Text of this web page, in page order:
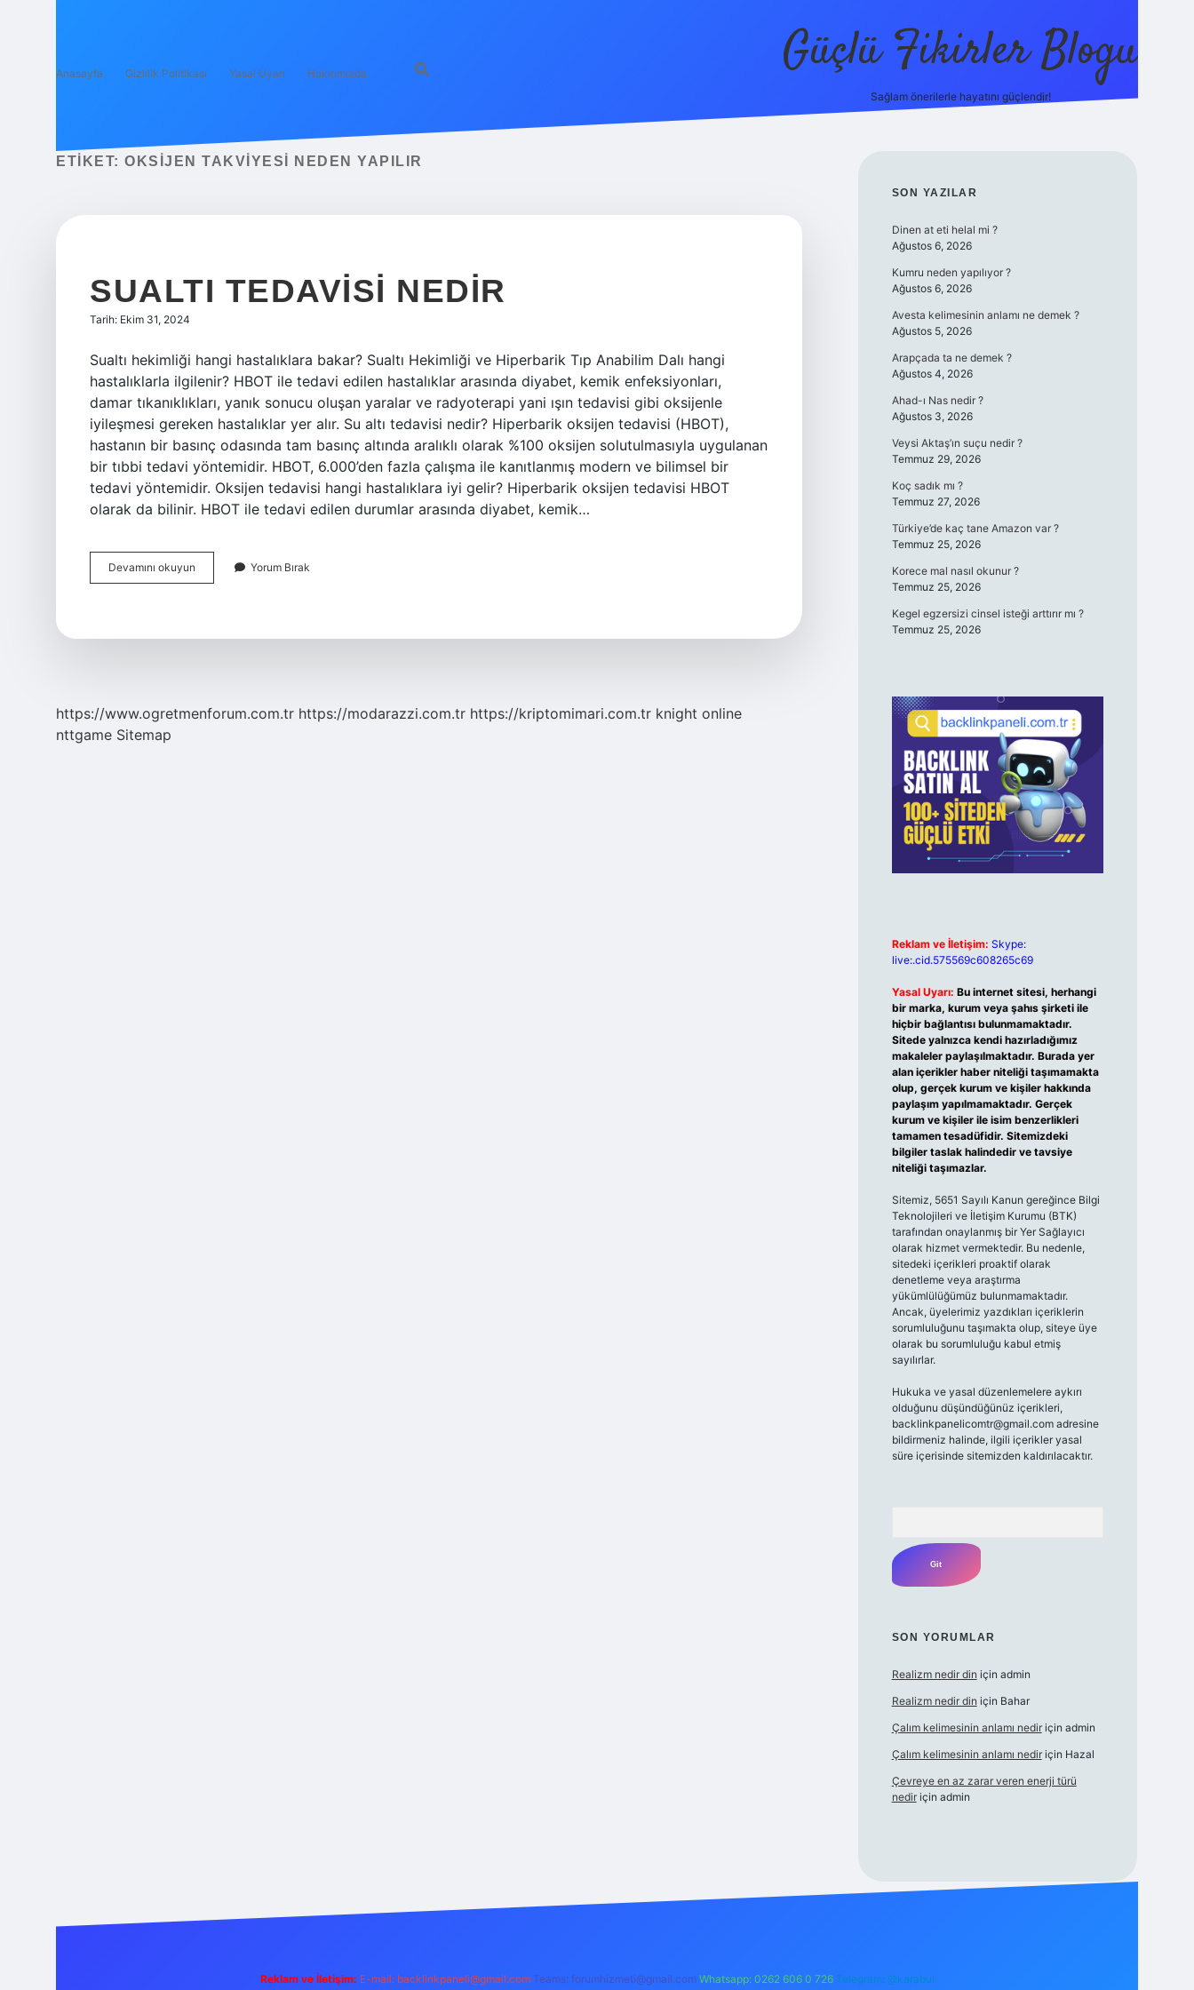
Anasayfa Gizlilik Politikası Yasal Uyarı Hakkımızda Güçlü Fikirler Blogu
Sağlam önerilerle hayatını güçlendir!
ETIKET: OKSIJEN TAKVIYESI NEDEN YAPILIR
SUALTI TEDAVISI NEDIR
Tarih: Ekim 31, 2024
Sualtı hekimliği hangi hastalıklara bakar? Sualtı Hekimliği ve Hiperbarik Tıp Anabilim Dalı hangi
hastalıklarla ilgilenir? HBOT ile tedavi edilen hastalıklar arasında diyabet, kemik enfeksiyonları,
damar tıkanıklıkları, yanık sonucu oluşan yaralar ve radyoterapi yani ışın tedavisi gibi oksijenle
iyileşmesi gereken hastalıklar yer alır. Su altı tedavisi nedir? Hiperbarik oksijen tedavisi (HBOT),
hastanın bir basınç odasında tam basınç altında aralıklı olarak %100 oksijen solutulmasıyla uygulanan
bir tıbbi tedavi yöntemidir. HBOT, 6.000’den fazla çalışma ile kanıtlanmış modern ve bilimsel bir
tedavi yöntemidir. Oksijen tedavisi hangi hastalıklara iyi gelir? Hiperbarik oksijen tedavisi HBOT
olarak da bilinir. HBOT ile tedavi edilen durumlar arasında diyabet, kemik…
Devamını okuyun
Tedavisi
Yorum Bırak
https://www.ogretmenforum.com.tr https://modarazzi.com.tr https://kriptomimari.com.tr knight online
nttgame Sitemap
SIDEBAR
SON YAZILAR
Dinen at eti helal mi ?
Ağustos 6, 2026
Kumru neden yapılıyor ?
Ağustos 6, 2026
Avesta kelimesinin anlamı ne demek ?
Ağustos 5, 2026
Arapçada ta ne demek ?
Ağustos 4, 2026
Ahad-ı Nas nedir ?
Ağustos 3, 2026
Veysi Aktaş’ın suçu nedir ?
Temmuz 29, 2026
Koç sadık mı ?
Temmuz 27, 2026
Türkiye’de kaç tane Amazon var ?
Temmuz 25, 2026
Korece mal nasıl okunur ?
Temmuz 25, 2026
Kegel egzersizi cinsel isteği arttırır mı ?
Temmuz 25, 2026
Reklam ve İletişim: Skype:
live:.cid.575569c608265c69
Yasal Uyarı: Bu internet sitesi, herhangi
bir marka, kurum veya şahıs şirketi ile
hiçbir bağlantısı bulunmamaktadır.
Sitede yalnızca kendi hazırladığımız
makaleler paylaşılmaktadır. Burada yer
alan içerikler haber niteliği taşımamakta
olup, gerçek kurum ve kişiler hakkında
paylaşım yapılmamaktadır. Gerçek
kurum ve kişiler ile isim benzerlikleri
tamamen tesadüfidir. Sitemizdeki
bilgiler taslak halindedir ve tavsiye
niteliği taşımazlar.
Sitemiz, 5651 Sayılı Kanun gereğince Bilgi
Teknolojileri ve İletişim Kurumu (BTK)
tarafından onaylanmış bir Yer Sağlayıcı
olarak hizmet vermektedir. Bu nedenle,
sitedeki içerikleri proaktif olarak
denetleme veya araştırma
yükümlülüğümüz bulunmamaktadır.
Ancak, üyelerimiz yazdıkları içeriklerin
sorumluluğunu taşımakta olup, siteye üye
olarak bu sorumluluğu kabul etmiş
sayılırlar.
Hukuka ve yasal düzenlemelere aykırı
olduğunu düşündüğünüz içerikleri,
backlinkpanelicomtr@gmail.comadresine
bildirmeniz halinde, ilgili içerikler yasal
süre içerisinde sitemizden kaldırılacaktır.
SON YORUMLAR
Realizm nedir din için admin
Realizm nedir din için Bahar
Çalım kelimesinin anlamı nediriçin admin
Çalım kelimesinin anlamı nediriçin Hazal
Çevreye en az zarar veren enerji türü
nediriçin admin
Reklam ve İletişim: E-mail: backlinkpaneli@gmail.com Teams: forumhizmeti@gmail.com Whatsapp: 0262 606 0 726 Telegram: @karabul